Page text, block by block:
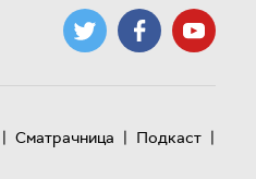
| Сматрачница | Подкаст |